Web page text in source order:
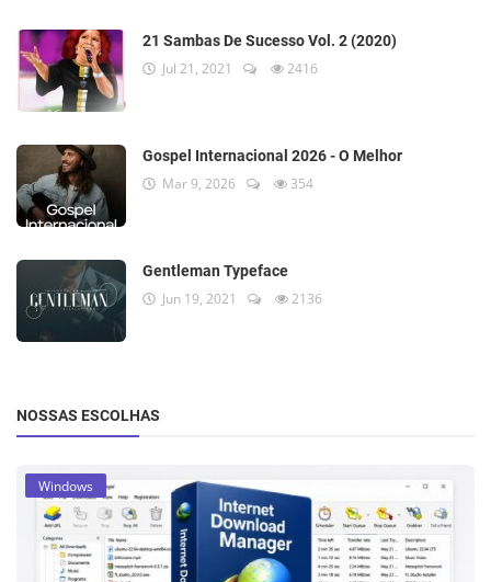
21 Sambas De Sucesso Vol. 2 (2020)
Jul 21, 2021 2416
Gospel Internacional 2026 - O Melhor
Mar 9, 2026 354
Gentleman Typeface
Jun 19, 2021 2136
NOSSAS ESCOLHAS
Windows